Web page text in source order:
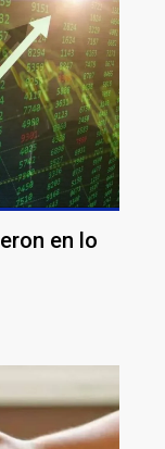
en lo